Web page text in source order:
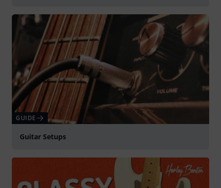
GUIDE
Guitar Setups